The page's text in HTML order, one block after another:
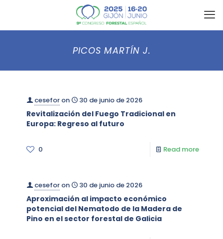
PICOS MARTÍN J.
cesefor on 30 de junio de 2026
Revitalización del Fuego Tradicional en
Europa: Regreso al futuro
0 Read more
cesefor on 30 de junio de 2026
Aproximación al impacto económico
potencial del Nematodo de la Madera de
Pino en el sector forestal de Galicia